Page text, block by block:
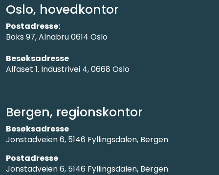
Bergen, regionskontor
Besøksadresse
Jonstadveien 6, 5146 Fyllingsdalen, Bergen
Postadresse
Jonstadveien 6, 5146 Fyllingsdalen, Bergen
Oslo, hovedkontor
Postadresse:
Boks 97, Alnabru 0614 Oslo
Besøksadresse
Alfaset 1. Industrivei 4, 0668 Oslo